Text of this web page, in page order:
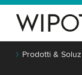
Prodotti &